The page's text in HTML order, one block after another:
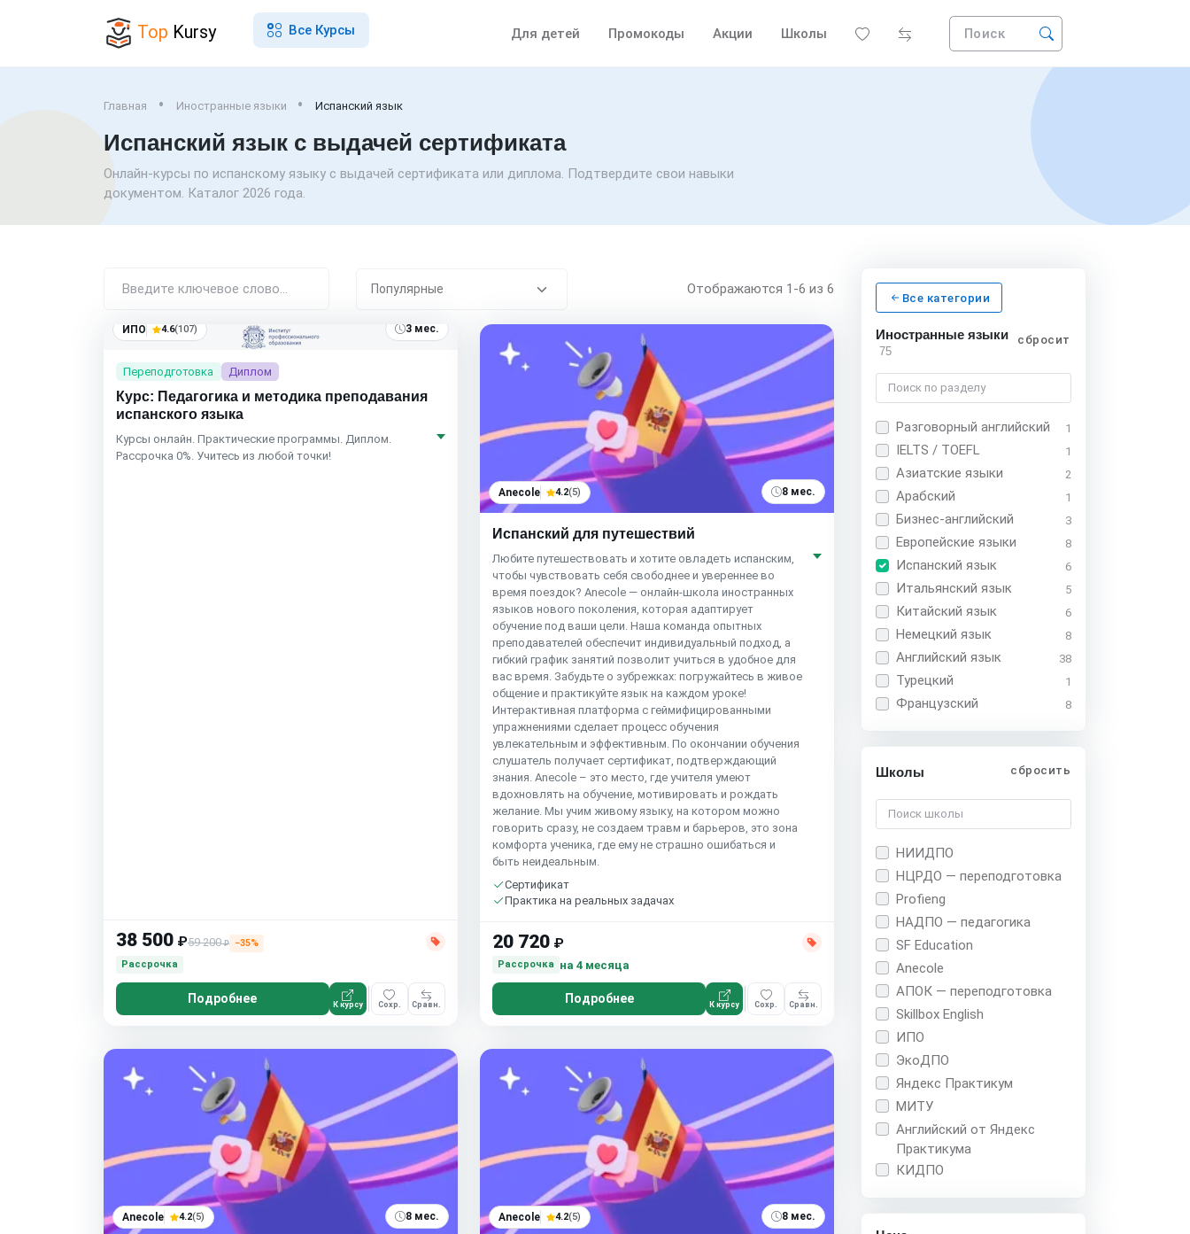
Top Kursy Все Курсы Для детей Промокоды Акции Школы Поиск
Главная Иностранные языки Испанский язык
Испанский язык с выдачей сертификата
Онлайн-курсы по испанскому языку с выдачей сертификата или диплома. Подтвердите свои навыки
документом. Каталог 2026 года.
Отображаются 1-6 из 6
ИПО 4.6(107) 3 мес.
Переподготовка Диплом
Курс: Педагогика и методика преподавания
испанского языка
Курсы онлайн. Практические программы. Диплом.
Рассрочка 0%. Учитесь из любой точки!
38 500 ₽59 200₽
−35%
Рассрочка
Подробнее К курсу Сохр. Сравн.
Anecole 4.2(5) 8 мес.
Испанский для путешествий
Любите путешествовать и хотите овладеть испанским,
чтобы чувствовать себя свободнее и увереннее во
время поездок? Anecole — онлайн-школа иностранных
языков нового поколения, которая адаптирует
обучение под ваши цели. Наша команда опытных
преподавателей обеспечит индивидуальный подход, а
гибкий график занятий позволит учиться в удобное для
вас время. Забудьте о зубрежках: погружайтесь в живое
общение и практикуйте язык на каждом уроке!
Интерактивная платформа с геймифицированными
упражнениями сделает процесс обучения
увлекательным и эффективным. По окончании обучения
слушатель получает сертификат, подтверждающий
знания. Anecole – это место, где учителя умеют
вдохновлять на обучение, мотивировать и рождать
желание. Мы учим живому языку, на котором можно
говорить сразу, не создаем травм и барьеров, это зона
комфорта ученика, где ему не страшно ошибаться и
быть неидеальным.
Сертификат
Практика на реальных задачах
20 720 ₽
Рассрочка на 4 месяца
Подробнее К курсу Сохр. Сравн.
Anecole 4.2(5) 8 мес. Anecole 4.2(5) 8 мес.
Все категории
Иностранные языки
75
сбросить
Разговорный английский 1
IELTS / TOEFL 1
Азиатские языки 2
Арабский 1
Бизнес-английский 3
Европейские языки 8
Испанский язык 6
Итальянский язык 5
Китайский язык 6
Немецкий язык 8
Английский язык 38
Турецкий 1
Французский 8
Школы сбросить
НИИДПО
НЦРДО — переподготовка
Profieng
НАДПО — педагогика
SF Education
Anecole
АПОК — переподготовка
Skillbox English
ИПО
ЭкоДПО
Яндекс Практикум
МИТУ
Английский от Яндекс
Практикума
КИДПО